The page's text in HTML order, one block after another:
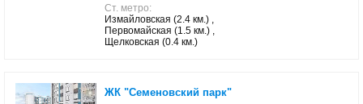
Ст. метро:
Измайловская (2.4 км.) ,
Первомайская (1.5 км.) ,
Щелковская (0.4 км.)
ЖК "Семеновский парк"